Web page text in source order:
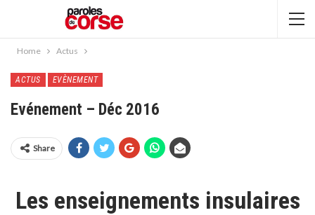
Home Actus
ACTUS EVÈNEMENT
Evénement – Déc 2016
Share
Les enseignements insulaires